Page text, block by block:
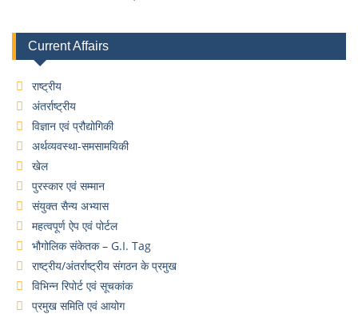
Current Affairs
राष्ट्रीय
अंतर्राष्ट्रीय
विज्ञान एवं प्रौद्योगिकी
अर्थव्यवस्था-समसामयिकी
खेल
पुरस्कार एवं सम्मान
संयुक्त सैन्य अभ्यास
महत्वपूर्ण ऐप एवं पोर्टल
भौगोलिक संकेतक – G.I. Tag
राष्ट्रीय/अंतर्राष्ट्रीय संगठन के प्रमुख
विभिन्न रिपोर्ट एवं सूचकांक
प्रमुख समिति एवं आयोग